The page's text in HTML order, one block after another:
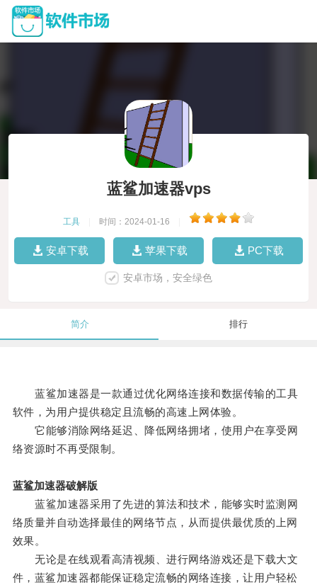
蓝鲨加速器vps
工具 时间：2024-01-16
安卓下载 苹果下载 PC下载
安卓市场，安全绿色
简介 排行
蓝鲨加速器是一款通过优化网络连接和数据传输的工具
软件，为用户提供稳定且流畅的高速上网体验。
它能够消除网络延迟、降低网络拥堵，使用户在享受网
络资源时不再受限制。
蓝鲨加速器破解版
蓝鲨加速器采用了先进的算法和技术，能够实时监测网
络质量并自动选择最佳的网络节点，从而提供最优质的上网
效果。
无论是在线观看高清视频、进行网络游戏还是下载大文
件，蓝鲨加速器都能保证稳定流畅的网络连接，让用户轻松